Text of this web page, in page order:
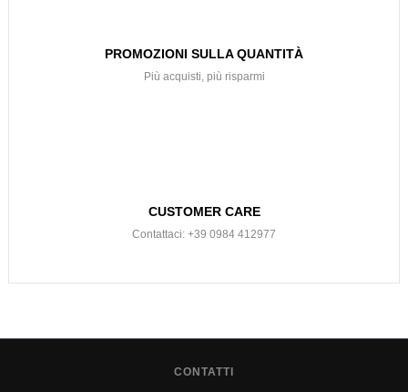
PROMOZIONI SULLA QUANTITÀ
Più acquisti, più risparmi
CUSTOMER CARE
Contattaci: +39 0984 412977
CONTATTI